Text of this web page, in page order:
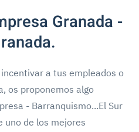
Granada -
a tus empleados o
os proponemos algo
- Barranquismo...El Sur
uno de los mejores